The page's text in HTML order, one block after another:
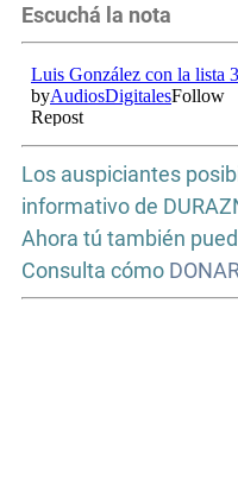
Escuchá la nota
Los auspiciantes
informativo de
Ahora tú también
Consulta cómo